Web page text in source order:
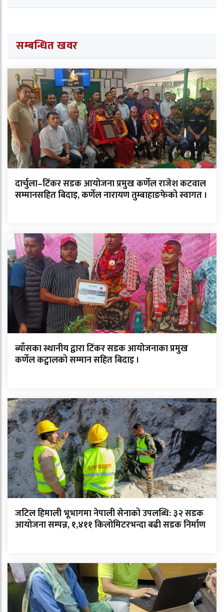
सम्बन्धित खवर
दार्चुला–टिंकर सडक आयोजना प्रमुख कर्णेल राजेश कटवाल
सम्मानसहित बिदाइ, कर्णेल नारायण तुम्बाहाङफेको स्वागत ।
ब्याँसका स्थानीय द्वारा टिंकर सडक आयोजनाका प्रमुख
कर्णेल कट्वालको सम्मान सहित बिदाइ ।
जटिल हिमाली भूभागमा नेपाली सेनाको उपलब्धि: ३२ सडक
आयोजना सम्पन्न, १,४११ किलोमिटरभन्दा बढी सडक निर्माण